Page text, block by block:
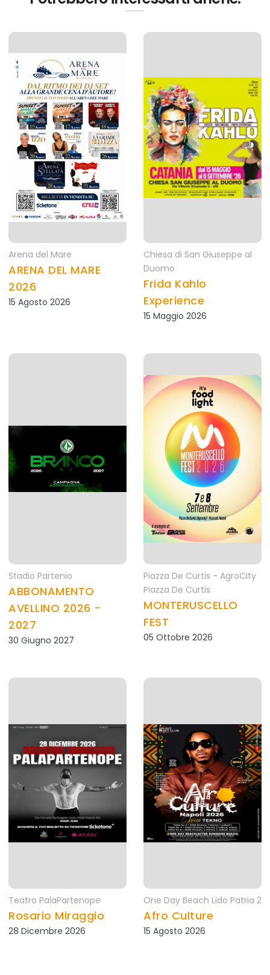
Arena del Mare
ARENA DEL MARE
2026
15 Agosto 2026
Chiesa di San Giuseppe al
Duomo
Frida Kahlo
Experience
15 Maggio 2026
Stadio Partenio
ABBONAMENTO
AVELLINO 2026 -
2027
30 Giugno 2027
Piazza De Curtis - AgroCity
Piazza De Curtis
MONTERUSCELLO
FEST
05 Ottobre 2026
Teatro PalaPartenope
Rosario Miraggio
28 Dicembre 2026
One Day Beach Lido Patria 2
Afro Culture
15 Agosto 2026